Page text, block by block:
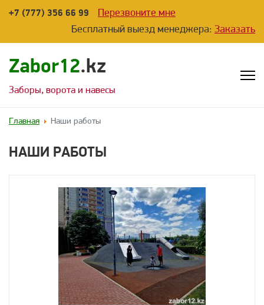
+7 (777) 356 66 99
Перезвоните мне
Бесплатный выезд менеджера: Заказать
Zabor12.kz
Заборы, ворота и навесы
Главная Наши работы
НАШИ РАБОТЫ